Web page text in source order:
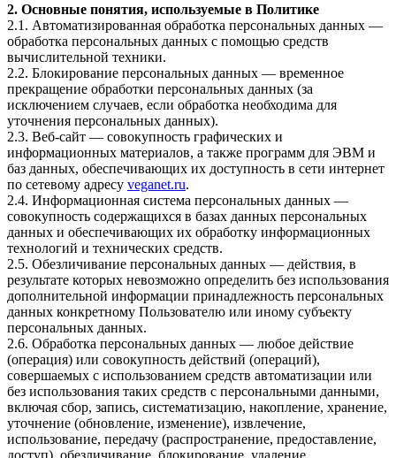
2. Основные понятия, используемые в Политике
2.1. Автоматизированная обработка персональных данных —
обработка персональных данных с помощью средств
вычислительной техники.
2.2. Блокирование персональных данных — временное
прекращение обработки персональных данных (за
исключением случаев, если обработка необходима для
уточнения персональных данных).
2.3. Веб-сайт — совокупность графических и
информационных материалов, а также программ для ЭВМ и
баз данных, обеспечивающих их доступность в сети интернет
по сетевому адресу veganet.ru.
2.4. Информационная система персональных данных —
совокупность содержащихся в базах данных персональных
данных и обеспечивающих их обработку информационных
технологий и технических средств.
2.5. Обезличивание персональных данных — действия, в
результате которых невозможно определить без использования
дополнительной информации принадлежность персональных
данных конкретному Пользователю или иному субъекту
персональных данных.
2.6. Обработка персональных данных — любое действие
(операция) или совокупность действий (операций),
совершаемых с использованием средств автоматизации или
без использования таких средств с персональными данными,
включая сбор, запись, систематизацию, накопление, хранение,
уточнение (обновление, изменение), извлечение,
использование, передачу (распространение, предоставление,
доступ), обезличивание, блокирование, удаление,